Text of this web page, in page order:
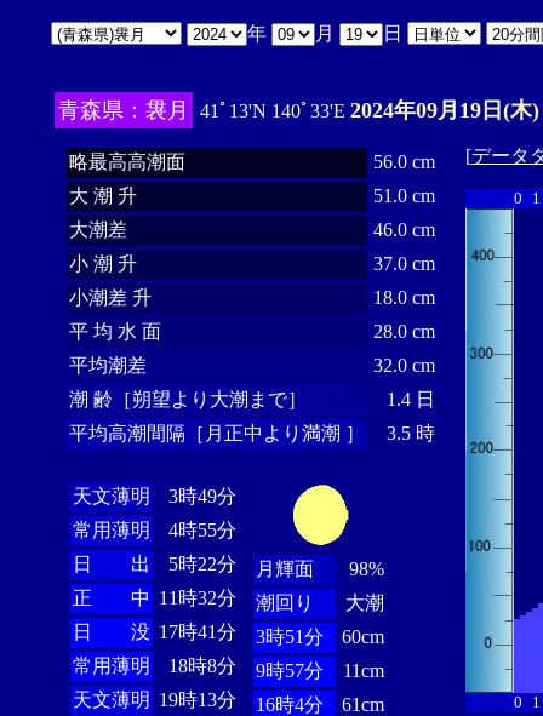
年 月 日
青森県：袰月 41ﾟ13'N 140ﾟ33'E 2024年09月19日(木)
略最高高潮面
56.0 cm
大 潮 升
51.0 cm
大潮差
46.0 cm
小 潮 升
37.0 cm
小潮差 升
18.0 cm
平 均 水 面
28.0 cm
平均潮差
32.0 cm
潮 齢［朔望より大潮まで］
1.4 日
平均高潮間隔［月正中より満潮 ］
3.5 時
天文薄明
3時49分
常用薄明
4時55分
日 出
5時22分
正 中 11時32分
日 没 17時41分
常用薄明
18時8分
天文薄明 19時13分
月輝面
98%
潮回り
大潮
3時51分
60cm
9時57分
11cm
16時4分
61cm
[データ
0 1
0 1